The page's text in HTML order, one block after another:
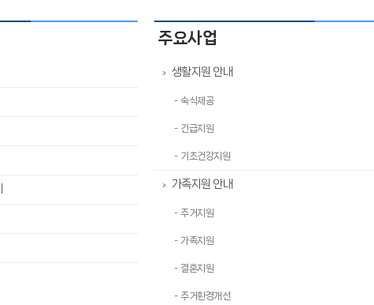
주요사업
> 생활지원 안내
- 숙식제공
- 긴급지원
- 기초건강지원
> 가족지원 안내
- 주거지원
- 가족지원
- 결혼지원
- 주거환경개선